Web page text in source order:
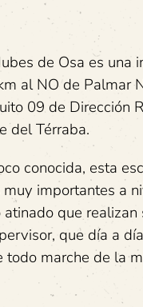
de Osa es una
al NO de Palmar
09 de Dirección
del Térraba.
conocida, esta
importantes a
que realizan
que día a
todo marche de la